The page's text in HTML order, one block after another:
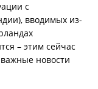
с
вводимых из-
– этим сейчас
новости